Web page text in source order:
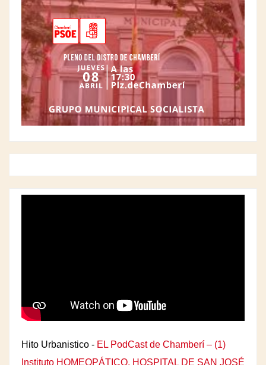
Hito Urbanistico - EL PodCast de Chamberí – (1)
Instituto HOMEOPÁTICO, HOSPITAL DE SAN JOSÉ